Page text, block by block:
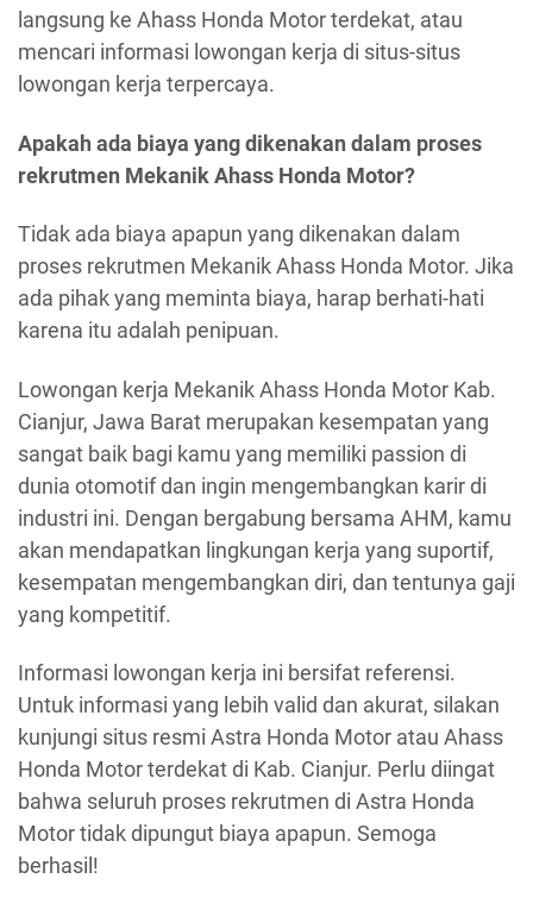
langsung ke Ahass Honda Motor terdekat, atau
mencari informasi lowongan kerja di situs-situs
lowongan kerja terpercaya.
Apakah ada biaya yang dikenakan dalam proses
rekrutmen Mekanik Ahass Honda Motor?
Tidak ada biaya apapun yang dikenakan dalam
proses rekrutmen Mekanik Ahass Honda Motor. Jika
ada pihak yang meminta biaya, harap berhati-hati
karena itu adalah penipuan.
Lowongan kerja Mekanik Ahass Honda Motor Kab.
Cianjur, Jawa Barat merupakan kesempatan yang
sangat baik bagi kamu yang memiliki passion di
dunia otomotif dan ingin mengembangkan karir di
industri ini. Dengan bergabung bersama AHM, kamu
akan mendapatkan lingkungan kerja yang suportif,
kesempatan mengembangkan diri, dan tentunya gaji
yang kompetitif.
Informasi lowongan kerja ini bersifat referensi.
Untuk informasi yang lebih valid dan akurat, silakan
kunjungi situs resmi Astra Honda Motor atau Ahass
Honda Motor terdekat di Kab. Cianjur. Perlu diingat
bahwa seluruh proses rekrutmen di Astra Honda
Motor tidak dipungut biaya apapun. Semoga
berhasil!